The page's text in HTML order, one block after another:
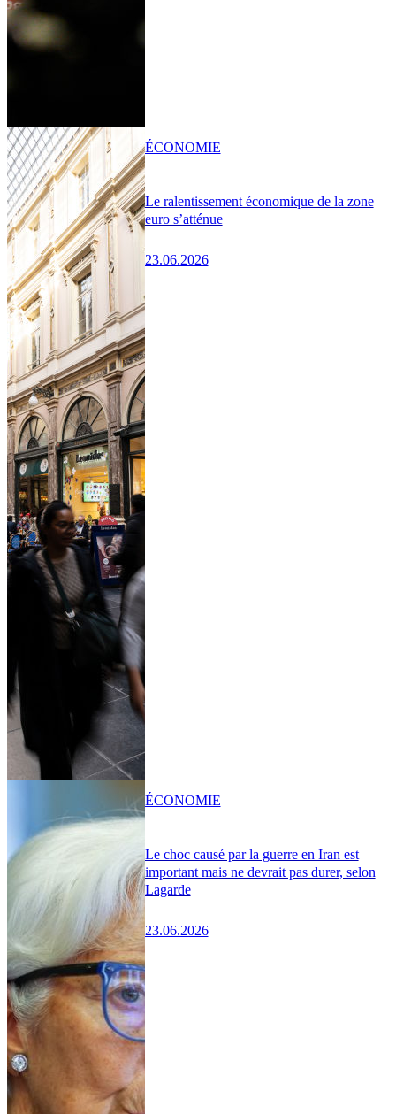
Le ralentissement économique de la zone
euro s’atténue
23.06.2026
ÉCONOMIE
Le choc causé par la guerre en Iran est
important mais ne devrait pas durer, selon
Lagarde
23.06.2026
ÉCONOMIE